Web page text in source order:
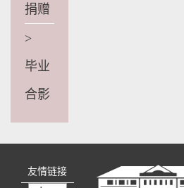
捐赠
>
毕业
合影
友情链接